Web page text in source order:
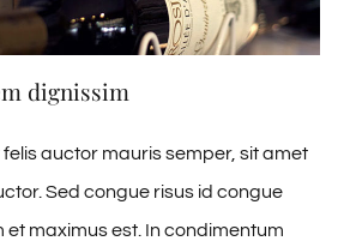
dignissim
auctor mauris semper, sit amet
Sed congue risus id congue
et maximus est. In condimentum